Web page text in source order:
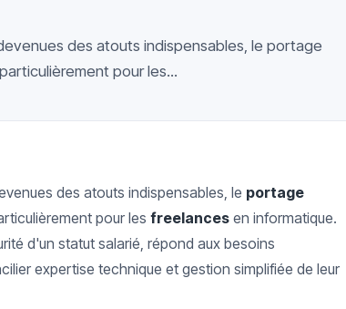
des atouts indispensables, le portage
pour les...
des atouts indispensables, le portage
pour les freelances en informatique.
d'un statut salarié, répond aux besoins
expertise technique et gestion simplifiée de leur